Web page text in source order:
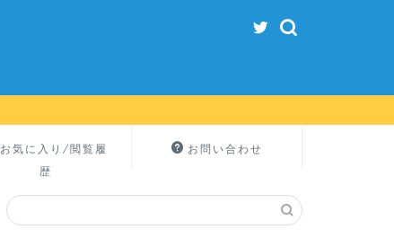
お気に入り/閲覧履
歴
お問い合わせ